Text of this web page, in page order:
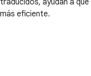
más eficiente.